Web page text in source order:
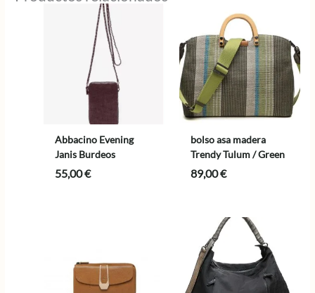
Abbacino Evening
Janis Burdeos
55,00€
bolso asa madera
Trendy Tulum / Green
89,00€